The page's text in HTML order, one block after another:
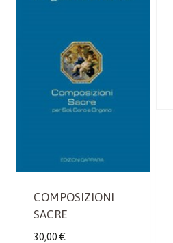
COMPOSIZIONI
SACRE
30,00 €